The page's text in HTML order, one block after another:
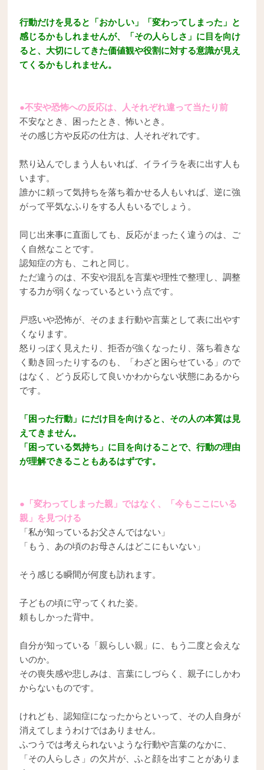
行動だけを見ると「おかしい」「変わってしまった」と
感じるかもしれませんが、「その人らしさ」に目を向け
ると、大切にしてきた価値観や役割に対する意識が見え
てくるかもしれません。
●不安や恐怖への反応は、人それぞれ違って当たり前
不安なとき、困ったとき、怖いとき。
その感じ方や反応の仕方は、人それぞれです。
黙り込んでしまう人もいれば、イライラを表に出す人も
います。
誰かに頼って気持ちを落ち着かせる人もいれば、逆に強
がって平気なふりをする人もいるでしょう。
同じ出来事に直面しても、反応がまったく違うのは、ご
く自然なことです。
認知症の方も、これと同じ。
ただ違うのは、不安や混乱を言葉や理性で整理し、調整
する力が弱くなっているという点です。
戸惑いや恐怖が、そのまま行動や言葉として表に出やす
くなります。
怒りっぽく見えたり、拒否が強くなったり、落ち着きな
く動き回ったりするのも、「わざと困らせている」ので
はなく、どう反応して良いかわからない状態にあるから
です。
「困った行動」にだけ目を向けると、その人の本質は見
えてきません。
「困っている気持ち」に目を向けることで、行動の理由
が理解できることもあるはずです。
●「変わってしまった親」ではなく、「今もここにいる
親」を見つける
「私が知っているお父さんではない」
「もう、あの頃のお母さんはどこにもいない」
そう感じる瞬間が何度も訪れます。
子どもの頃に守ってくれた姿。
頼もしかった背中。
自分が知っている「親らしい親」に、もう二度と会えな
いのか。
その喪失感や悲しみは、言葉にしづらく、親子にしかわ
からないものです。
けれども、認知症になったからといって、その人自身が
消えてしまうわけではありません。
ふつうでは考えられないような行動や言葉のなかに、
「その人らしさ」の欠片が、ふと顔を出すことがありま